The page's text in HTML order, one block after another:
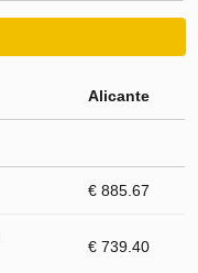
Alicante
€ 885.67
€ 739.40